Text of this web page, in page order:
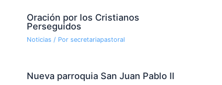
Oración por los Cristianos
Perseguidos
Noticias / Por secretariapastoral
Nueva parroquia San Juan Pablo II